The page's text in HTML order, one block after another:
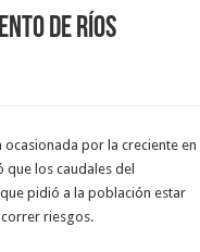
de ríos
ocasionada por la creciente en
que los caudales del
pidió a la población estar
riesgos.